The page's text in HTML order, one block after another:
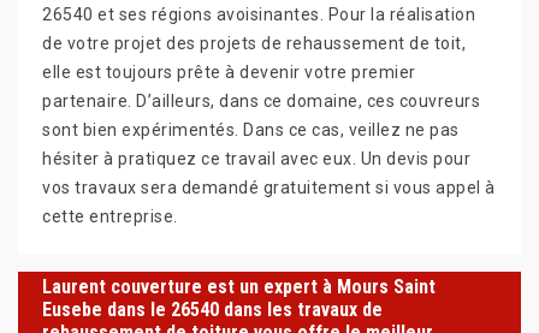
26540 et ses régions avoisinantes. Pour la réalisation
de votre projet des projets de rehaussement de toit,
elle est toujours prête à devenir votre premier
partenaire. D’ailleurs, dans ce domaine, ces couvreurs
sont bien expérimentés. Dans ce cas, veillez ne pas
hésiter à pratiquez ce travail avec eux. Un devis pour
vos travaux sera demandé gratuitement si vous appel à
cette entreprise.
Laurent couverture est un expert à Mours Saint
Eusebe dans le 26540 dans les travaux de